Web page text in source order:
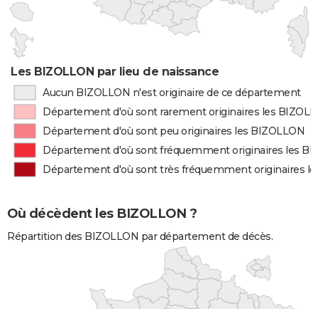
Les BIZOLLON par lieu de naissance
Aucun BIZOLLON n'est originaire de ce département
Département d'où sont rarement originaires les
Département d'où sont peu originaires les BIZOLLON
Département d'où sont fréquemment originaires les
Département d'où sont très fréquemment originaires
Où décèdent les BIZOLLON ?
Répartition des BIZOLLON par département de décès.